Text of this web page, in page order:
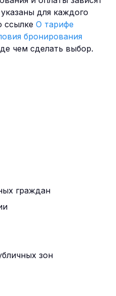
для каждого
ссылке О тарифе
бронирования
чем сделать выбор.
граждан
зон